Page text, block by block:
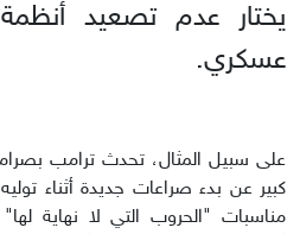
يختار عدم تصعيد
عسكري.
على سبيل المثال، تحدث ترامب
كبير عن بدء صراعات جديدة أثناء
مناسبات "الحروب التي لا نهاية لها"